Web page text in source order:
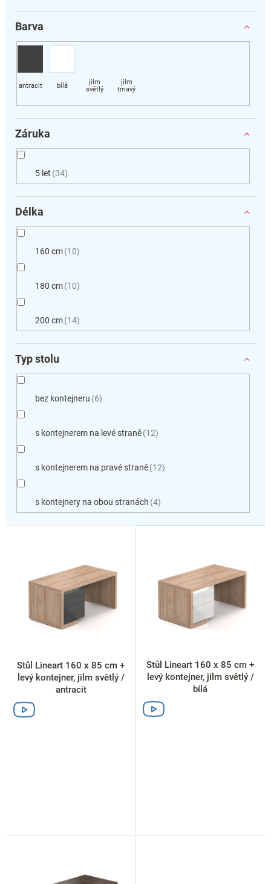
Barva
Záruka
5 let 34
Délka
160 cm 10
180 cm 10
200 cm 14
Typ stolu
bez kontejneru 6
s kontejnerem na levé straně 12
s kontejnerem na pravé straně 12
s kontejnery na obou stranách 4
V
Stůl Lineart 160 x 85 cm +
levý kontejner, jilm světlý /
antracit
Stůl Lineart 160 x 85 cm +
levý kontejner, jilm světlý /
bílá